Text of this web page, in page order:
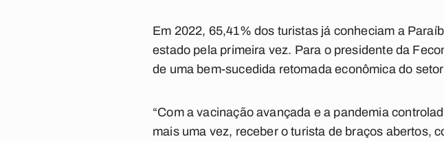
Em 2022, 65,41% dos turistas já conheciam a
estado pela primeira vez. Para o presidente da
de uma bem-sucedida retomada econômica do
“Com a vacinação avançada e a pandemia
mais uma vez, receber o turista de braços abertos,